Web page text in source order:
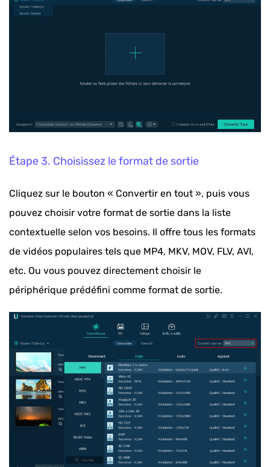
Étape 3. Choisissez le format de sortie
Cliquez sur le bouton « Convertir en tout », puis vous
pouvez choisir votre format de sortie dans la liste
contextuelle selon vos besoins. Il offre tous les formats
de vidéos populaires tels que MP4, MKV, MOV, FLV, AVI,
etc. Ou vous pouvez directement choisir le
périphérique prédéfini comme format de sortie.